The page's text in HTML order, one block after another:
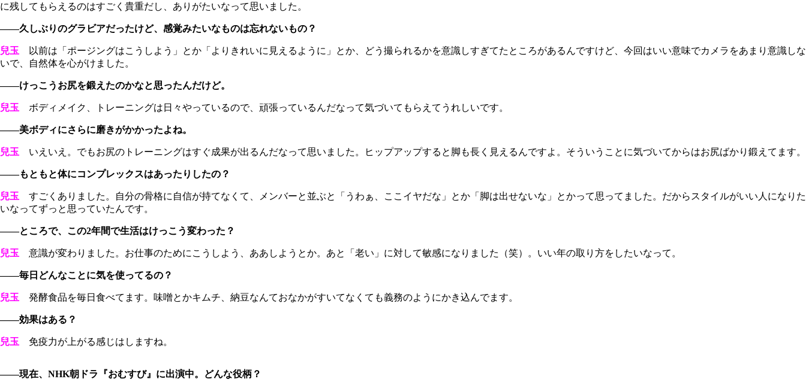
に残してもらえるのはすごく貴重だし、ありがたいなって思いました。
――久しぶりのグラビアだったけど、感覚みたいなものは忘れないもの？
兒玉 以前は「ポージングはこうしよう」とか「よりきれいに見えるように」とか、どう撮られるかを意識しすぎてたところがあるんですけど、今回はいい意味でカメラをあまり意識しな
いで、自然体を心がけました。
――けっこうお尻を鍛えたのかなと思ったんだけど。
兒玉 ボディメイク、トレーニングは日々やっているので、頑張っているんだなって気づいてもらえてうれしいです。
――美ボディにさらに磨きがかかったよね。
兒玉 いえいえ。でもお尻のトレーニングはすぐ成果が出るんだなって思いました。ヒップアップすると脚も長く見えるんですよ。そういうことに気づいてからはお尻ばかり鍛えてます。
――もともと体にコンプレックスはあったりしたの？
兒玉 すごくありました。自分の骨格に自信が持てなくて、メンバーと並ぶと「うわぁ、ここイヤだな」とか「脚は出せないな」とかって思ってました。だからスタイルがいい人になりた
いなってずっと思っていたんです。
――ところで、この2年間で生活はけっこう変わった？
兒玉 意識が変わりました。お仕事のためにこうしよう、ああしようとか。あと「老い」に対して敏感になりました（笑）。いい年の取り方をしたいなって。
――毎日どんなことに気を使ってるの？
兒玉 発酵食品を毎日食べてます。味噌とかキムチ、納豆なんておなかがすいてなくても義務のようにかき込んでます。
――効果はある？
兒玉 免疫力が上がる感じはしますね。
――現在、NHK朝ドラ『おむすび』に出演中。どんな役柄？